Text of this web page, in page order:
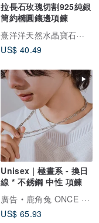
拉長石玫瑰切割925純銀
簡約橢圓鑲邊項鍊
熹洋洋天然水晶寶石銀飾
US$ 40.49
Unisex | 極晝系 - 換日
線 * 不銹鋼 中性 項鍊
廣告
鹿角兔 ONCE UPON A TIME
US$ 65.93